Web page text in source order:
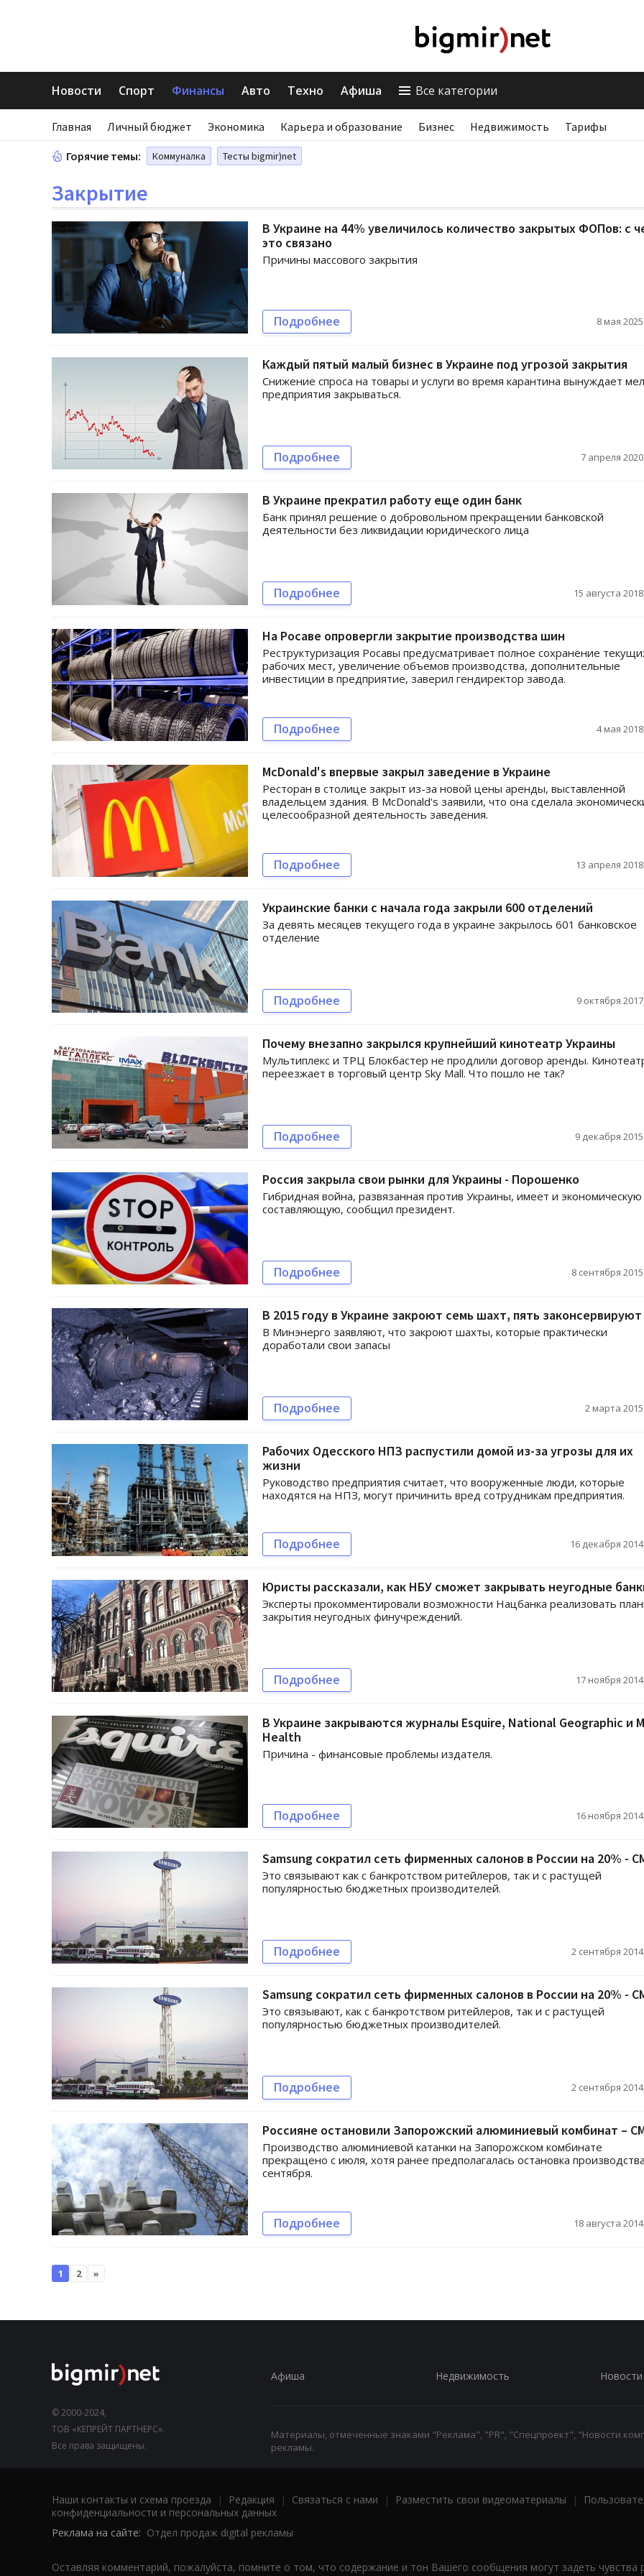
Новости Спорт Финансы Авто Техно Афиша Все категории
Главная Личный бюджет Экономика Карьера и образование Бизнес Недвижимость Тарифы
Горячие темы: Коммуналка Тесты bigmir)net
Закрытие
В Украине на 44% увеличилось количество закрытых ФОПов: с
это связано
Причины массового закрытия
Подробнее 8 мая
Каждый пятый малый бизнес в Украине под угрозой закрытия
Снижение спроса на товары и услуги во время карантина вынуждает
предприятия закрываться.
Подробнее 7 апреля
В Украине прекратил работу еще один банк
Банк принял решение о добровольном прекращении банковской
деятельности без ликвидации юридического лица
Подробнее 15 августа
На Росаве опровергли закрытие производства шин
Реструктуризация Росавы предусматривает полное сохранение
рабочих мест, увеличение объемов производства, дополнительные
инвестиции в предприятие, заверил гендиректор завода.
Подробнее 4 мая
McDonald's впервые закрыл заведение в Украине
Ресторан в столице закрыт из-за новой цены аренды, выставленной
владельцем здания. В McDonald's заявили, что она сделала
целесообразной деятельность заведения.
Подробнее 13 апреля
Украинские банки с начала года закрыли 600 отделений
За девять месяцев текущего года в украине закрылось 601 банковское
отделение
Подробнее 9 октября
Почему внезапно закрылся крупнейший кинотеатр Украины
Мультиплекс и ТРЦ Блокбастер не продлили договор аренды.
переезжает в торговый центр Sky Mall. Что пошло не так?
Подробнее 9 декабря
Россия закрыла свои рынки для Украины - Порошенко
Гибридная война, развязанная против Украины, имеет и экономическую
составляющую, сообщил президент.
Подробнее 8 сентября
В 2015 году в Украине закроют семь шахт, пять законсервируют
В Минэнерго заявляют, что закроют шахты, которые практически
доработали свои запасы
Подробнее 2 марта
Рабочих Одесского НПЗ распустили домой из-за угрозы для их
жизни
Руководство предприятия считает, что вооруженные люди, которые
находятся на НПЗ, могут причинить вред сотрудникам предприятия.
Подробнее 16 декабря
Юристы рассказали, как НБУ сможет закрывать неугодные
Эксперты прокомментировали возможности Нацбанка реализовать
закрытия неугодных финучреждений.
Подробнее 17 ноября
В Украине закрываются журналы Esquire, National Geographic и
Health
Причина - финансовые проблемы издателя.
Подробнее 16 ноября
Samsung сократил сеть фирменных салонов в России на 20% -
Это связывают как с банкротством ритейлеров, так и с растущей
популярностью бюджетных производителей.
Подробнее 2 сентября
Samsung сократил сеть фирменных салонов в России на 20% -
Это связывают, как с банкротством ритейлеров, так и с растущей
популярностью бюджетных производителей.
Подробнее 2 сентября
Россияне остановили Запорожский алюминиевый комбинат –
Производство алюминиевой катанки на Запорожском комбинате
прекращено с июля, хотя ранее предполагалась остановка
сентября.
Подробнее 18 августа
1 2 »
© 2000-2024,
ТОВ «КЕПРЕЙТ ПАРТНЕРС».
Все права защищены.
Афиша Недвижимость Новости
Материалы, отмеченные знаками "Реклама", "PR", "Спецпроект", "Новости
рекламы.
Наши контакты и схема проезда | Редакция | Связаться с нами | Разместить свои видеоматериалы |
конфиденциальности и персональных данных
Реклама на сайте: Отдел продаж digital рекламы
Оставляя комментарий, пожалуйста, помните о том, что содержание и тон Вашего сообщения могут задеть чувства